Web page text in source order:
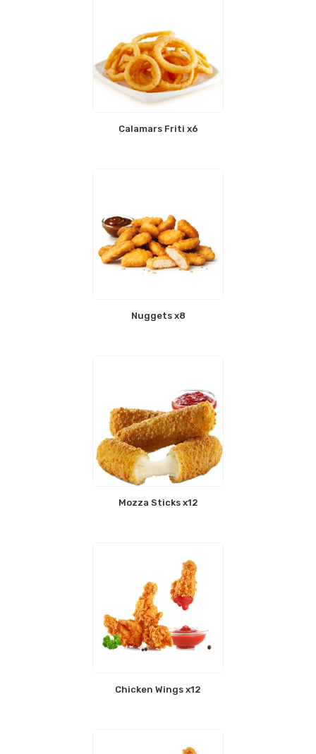
Calamars Friti x6
Nuggets x8
Mozza Sticks x12
Chicken Wings x12